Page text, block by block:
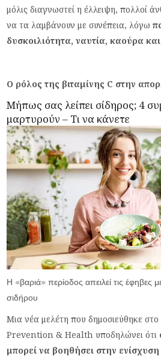
μόλις διαγνωστεί η έλλειψη, πολλοί
να τα λαμβάνουν με συνέπεια, λόγω
δυσκοιλιότητα, ναυτία, καούρα
Ο ρόλος της βιταμίνης C στην
Μήπως σας λείπει σίδηρος; 4
μαρτυρούν – Τι να κάνετε
Η «βαριά» περίοδος απειλεί τις έφηβες
σιδήρου
Μια νέα μελέτη που δημοσιεύθηκε
Prevention & Health υποδηλώνει ότι
μπορεί να βοηθήσει στην